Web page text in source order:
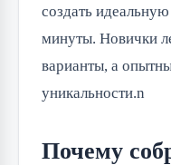
создать
минуты. Новички
варианты, а
уникальности.n
Почему